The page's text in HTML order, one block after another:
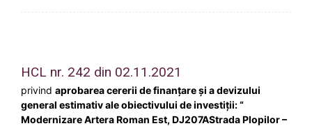
HCL nr. 242 din 02.11.2021
privind aprobarea cererii de finanțare și a devizului
general estimativ ale obiectivului de investiţii: “
Modernizare Artera Roman Est, DJ207AStrada Plopilor –